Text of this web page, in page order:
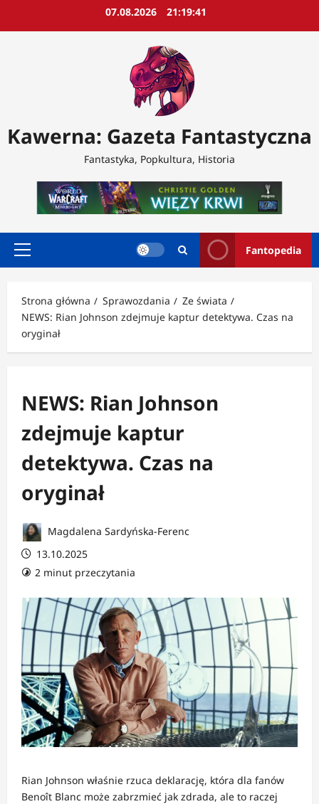
07.08.2026 21:19:44
Kawerna: Gazeta Fantastyczna
Fantastyka, Popkultura, Historia
Menu
Fantopedia
Strona główna Sprawozdania
Ze świata
NEWS: Rian Johnson zdejmuje kaptur detektywa. Czas na
oryginał
NEWS: Rian Johnson
zdejmuje kaptur
detektywa. Czas na
oryginał
Magdalena Sardyńska-Ferenc
13.10.2025
2 minut przeczytania
Rian Johnson właśnie rzuca deklarację, która dla fanów
Benoît Blanc może zabrzmieć jak zdrada, ale to raczej